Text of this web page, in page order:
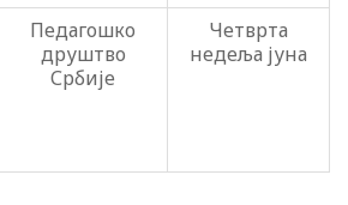
Педагошко
друштво
Србије
Четврта
недеља јуна